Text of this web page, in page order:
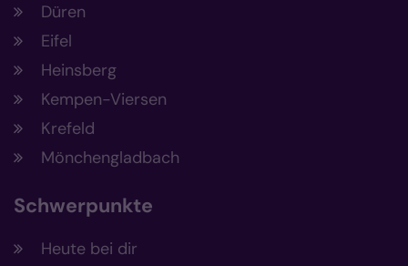
Düren
Eifel
Heinsberg
Kempen-Viersen
Krefeld
Mönchengladbach
Schwerpunkte
Heute bei dir